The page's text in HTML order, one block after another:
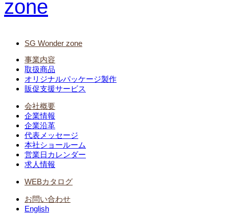
SG Wonder zone
事業内容
取扱商品
オリジナルパッケージ製作
販促支援サービス
会社概要
企業情報
企業沿革
代表メッセージ
本社ショールーム
営業日カレンダー
求人情報
WEBカタログ
お問い合わせ
English